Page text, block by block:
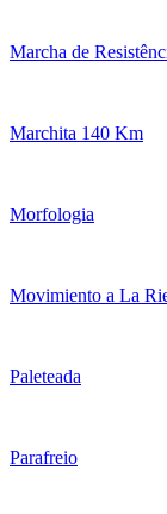
Marcha de
Marchita 140 Km
Morfologia
Movimiento a La
Paleteada
Parafreio